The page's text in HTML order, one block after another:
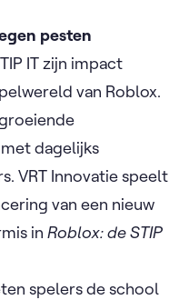
pesten
IT zijn impact
van Roblox.
dagelijks
VRT Innovatie speelt
van een nieuw
in Roblox: de STIP
spelers de school